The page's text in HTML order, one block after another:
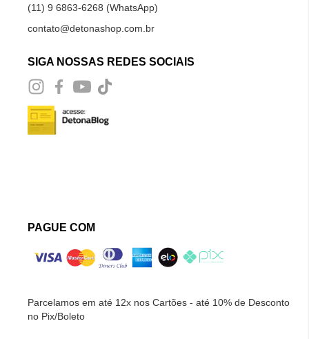
(11) 9 6863-6268 (WhatsApp)
contato@detonashop.com.br
SIGA NOSSAS REDES SOCIAIS
PAGUE COM
Parcelamos em até 12x nos Cartões - até 10% de Desconto
no Pix/Boleto